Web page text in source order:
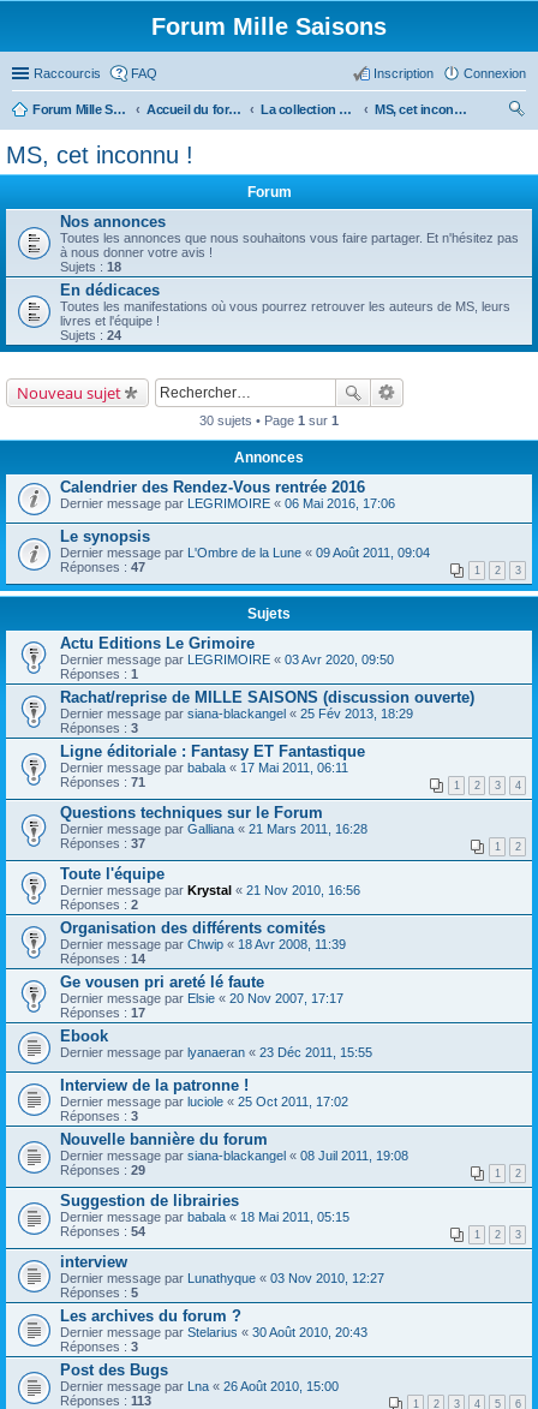
Forum Mille Saisons
Raccourcis FAQ Connexion
Inscription
Forum Mille Saisons Accueil du forum La collection Mille Saisons
MS, cet inconnu !
MS, cet inconnu !
Forum
Nos annonces
Toutes les annonces que nous souhaitons vous faire partager. Et n'hésitez pas
à nous donner votre avis !
Sujets : 18
En dédicaces
Toutes les manifestations où vous pourrez retrouver les auteurs de MS, leurs
livres et l'équipe !
Sujets : 24
Nouveau sujet
30 sujets • Page 1 sur 1
Annonces
Calendrier des Rendez-Vous rentrée 2016
Dernier message par LEGRIMOIRE « 06 Mai 2016, 17:06
Le synopsis
Dernier message par L'Ombre de la Lune « 09 Août 2011, 09:04
Réponses : 47 1 2 3
Sujets
Actu Editions Le Grimoire
Dernier message par LEGRIMOIRE « 03 Avr 2020, 09:50
Réponses : 1
Rachat/reprise de MILLE SAISONS (discussion ouverte)
Dernier message par siana-blackangel « 25 Fév 2013, 18:29
Réponses : 3
Ligne éditoriale : Fantasy ET Fantastique
Dernier message par babala « 17 Mai 2011, 06:11
Réponses : 71 1 2 3 4
Questions techniques sur le Forum
Dernier message par Galliana « 21 Mars 2011, 16:28
Réponses : 37 1 2
Toute l'équipe
Dernier message par Krystal « 21 Nov 2010, 16:56
Réponses : 2
Organisation des différents comités
Dernier message par Chwip « 18 Avr 2008, 11:39
Réponses : 14
Ge vousen pri areté lé faute
Dernier message par Elsie « 20 Nov 2007, 17:17
Réponses : 17
Ebook
Dernier message par lyanaeran « 23 Déc 2011, 15:55
Interview de la patronne !
Dernier message par luciole « 25 Oct 2011, 17:02
Réponses : 3
Nouvelle bannière du forum
Dernier message par siana-blackangel « 08 Juil 2011, 19:08
Réponses : 29 1 2
Suggestion de librairies
Dernier message par babala « 18 Mai 2011, 05:15
Réponses : 54 1 2 3
interview
Dernier message par Lunathyque « 03 Nov 2010, 12:27
Réponses : 5
Les archives du forum ?
Dernier message par Stelarius « 30 Août 2010, 20:43
Réponses : 3
Post des Bugs
Dernier message par Lna « 26 Août 2010, 15:00
Réponses : 113 1 2 3 4 5 6